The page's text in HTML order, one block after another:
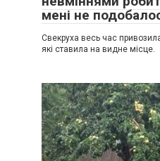
мені не
Свекруха весь час
які ставила на видне місце.